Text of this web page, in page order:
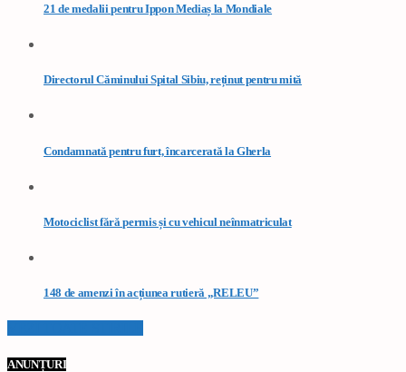
21 de medalii pentru Ippon Mediaș la Mondiale
Directorul Căminului Spital Sibiu, reținut pentru mită
Condamnată pentru furt, încarcerată la Gherla
Motociclist fără permis și cu vehicul neînmatriculat
148 de amenzi în acțiunea rutieră „RELEU”
ANUNȚURI